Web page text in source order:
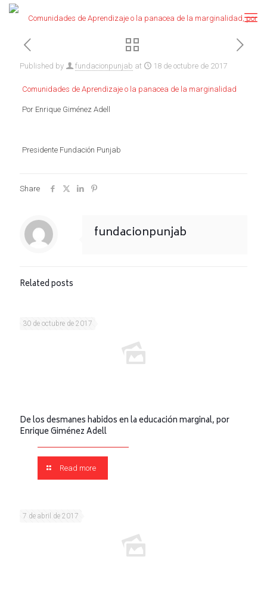
Published by fundacionpunjab at 18 de octubre de 2017
Comunidades de Aprendizaje o la panacea de la marginalidad
Por Enrique Giménez Adell
Presidente Fundación Punjab
Share
fundacionpunjab
Related posts
30 de octubre de 2017
De los desmanes habidos en la educación marginal, por
Enrique Giménez Adell
Read more
7 de abril de 2017